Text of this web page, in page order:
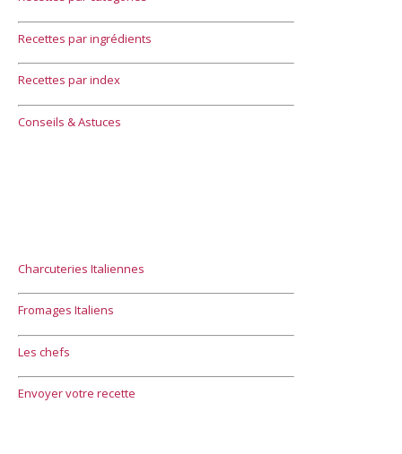
Recettes par ingrédients
Recettes par index
Conseils & Astuces
Charcuteries Italiennes
Fromages Italiens
Les chefs
Envoyer votre recette